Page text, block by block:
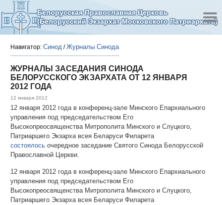
Белорусская Православная Церковь
(Белорусский Экзархат Московского Патриархата)
Навигатор: Синод /Журналы Синода
ЖУРНАЛЫ ЗАСЕДАНИЯ СИНОДА
БЕЛОРУССКОГО ЭКЗАРХАТА ОТ 12 ЯНВАРЯ
2012 ГОДА
12 января 2012
12 января 2012 года в конференц-зале Минского Епархиального
управления под председательством Его
Высокопреосвященства Митрополита Минского и Слуцкого,
Патриаршего Экзарха всея Беларуси Филарета
состоялось очередное заседание Святого Синода Белорусской
Православной Церкви.
12 января 2012 года в конференц-зале Минского Епархиального
управления под председательством Его
Высокопреосвященства Митрополита Минского и Слуцкого,
Патриаршего Экзарха всея Беларуси Филарета